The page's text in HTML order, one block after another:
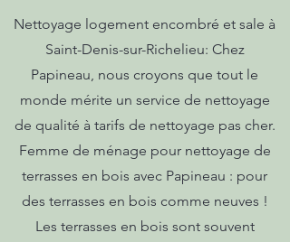
Nettoyage logement encombré et sale à
Saint-Denis-sur-Richelieu: Chez
Papineau, nous croyons que tout le
monde mérite un service de nettoyage
de qualité à tarifs de nettoyage pas cher.
Femme de ménage pour nettoyage de
terrasses en bois avec Papineau : pour
des terrasses en bois comme neuves !
Les terrasses en bois sont souvent